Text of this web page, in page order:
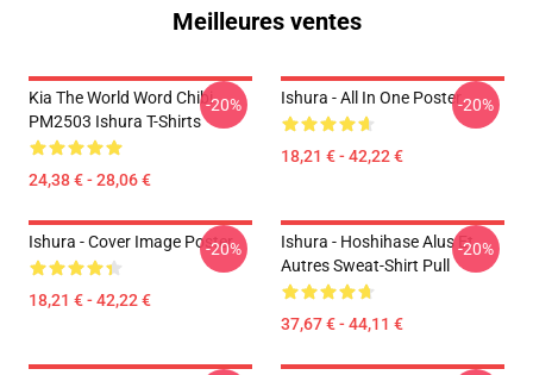
Meilleures ventes
Kia The World Word Chibi
PM2503 Ishura T-Shirts
24,38 € - 28,06 €
-20% Ishura - All In One Poster
18,21 € - 42,22 €
-20%
Ishura - Cover Image Poster
18,21 € - 42,22 €
-20%
Ishura - Hoshihase Alus Et
Autres Sweat-Shirt Pull
37,67 € - 44,11 €
-20%